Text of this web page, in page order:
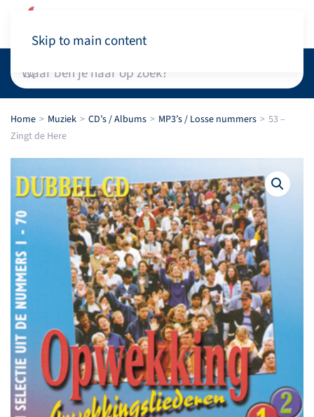
Skip to main content
Home Muziek CD’s / Albums MP3’s / Losse nummers
53 –
Zingt de Here